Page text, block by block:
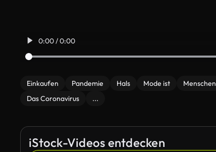
0:00 / 0:00
Einkaufen Pandemie Hals Mode ist Menschen
Das Coronavirus
...
iStock-Videos entdecken